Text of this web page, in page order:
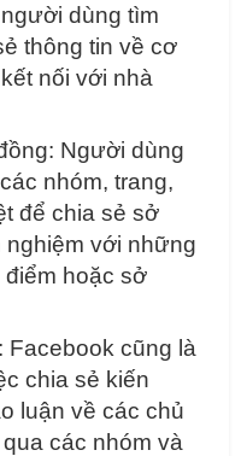
dùng tìm
thông tin về cơ
nối với nhà
Người dùng
nhóm, trang,
để chia sẻ sở
nghiệm với những
hoặc sở
Facebook cũng là
chia sẻ kiến
luận về các chủ
các nhóm và